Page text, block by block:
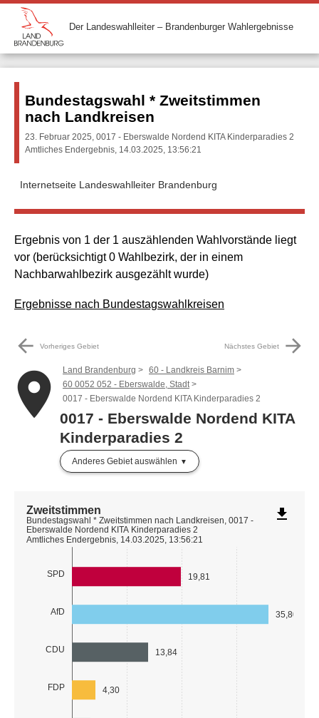
Der Landeswahlleiter – Brandenburger Wahlergebnisse
Bundestagswahl * Zweitstimmen
nach Landkreisen
23. Februar 2025, 0017 - Eberswalde Nordend KITA Kinderparadies 2
Amtliches Endergebnis, 14.03.2025, 13:56:21
Internetseite Landeswahlleiter Brandenburg
Ergebnis von 1 der 1 auszählenden Wahlvorstände liegt
vor (berücksichtigt 0 Wahlbezirk, der in einem
Nachbarwahlbezirk ausgezählt wurde)
Ergebnisse nach Bundestagswahlkreisen
arrow_back Vorheriges Gebiet Nächstes Gebiet arrow_forward
place Land Brandenburg
60 - Landkreis Barnim
60 0052 052 - Eberswalde, Stadt
0017 - Eberswalde Nordend KITA Kinderparadies 2
0017 - Eberswalde Nordend KITA
Kinderparadies 2
Anderes Gebiet auswählen
SPD
AfD
CDU
FDP
19,81
35,80
13,84
4,30
Zweitstimmen
Bundestagswahl * Zweitstimmen nach Landkreisen, 0017 -
Eberswalde Nordend KITA Kinderparadies 2
Amtliches Endergebnis, 14.03.2025, 13:56:21
file_download